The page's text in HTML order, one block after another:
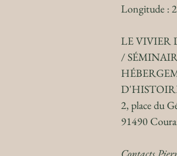
Longitude :
LE VIVIER
/
2, place du
91490